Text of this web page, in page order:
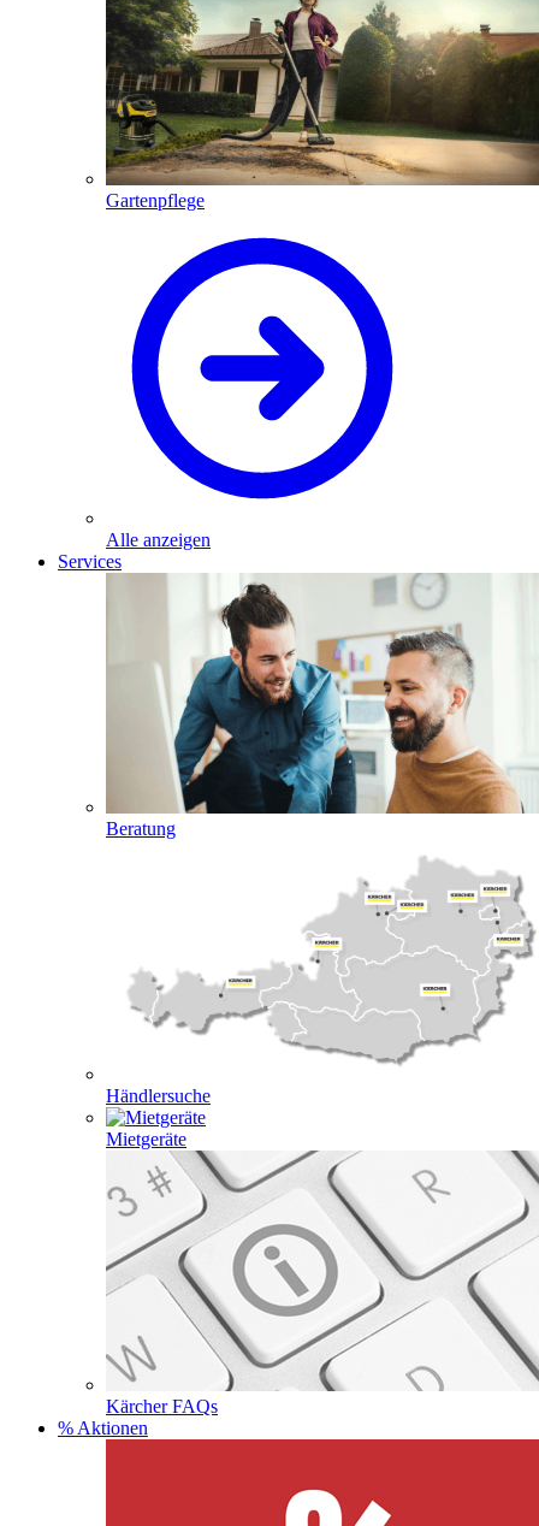
Gartenpflege
Alle anzeigen
Services
Beratung
Händlersuche
Mietgeräte
Kärcher FAQs
% Aktionen